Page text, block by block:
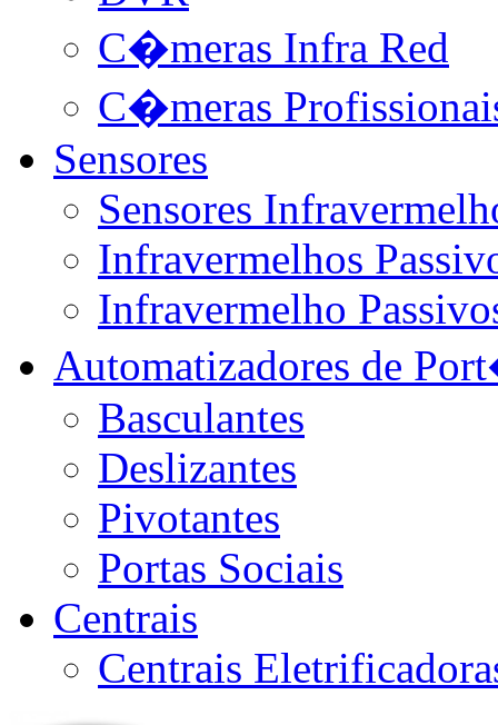
C�meras Infra Red
C�meras
Sensores
Sensores
Infravermelhos
Infravermelho
Automatizadores de
Basculantes
Deslizantes
Pivotantes
Portas Sociais
Centrais
Centrais